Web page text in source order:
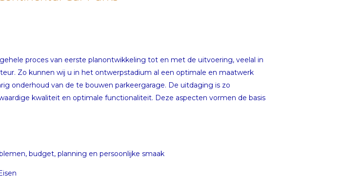
proces van eerste planontwikkeling tot en met de uitvoering, veelal in
Zo kunnen wij u in het ontwerpstadium al een optimale en maatwerk
onderhoud van de te bouwen parkeergarage. De uitdaging is zo
kwaliteit en optimale functionaliteit. Deze aspecten vormen de basis
budget, planning en persoonlijke smaak